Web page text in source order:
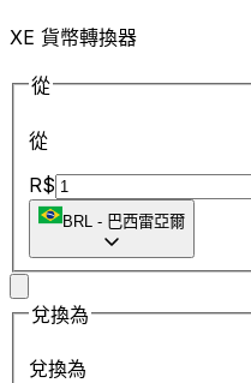
XE 貨幣轉換器
從
從
R$
BRL - 巴西雷亞爾
兌換為
兌換為